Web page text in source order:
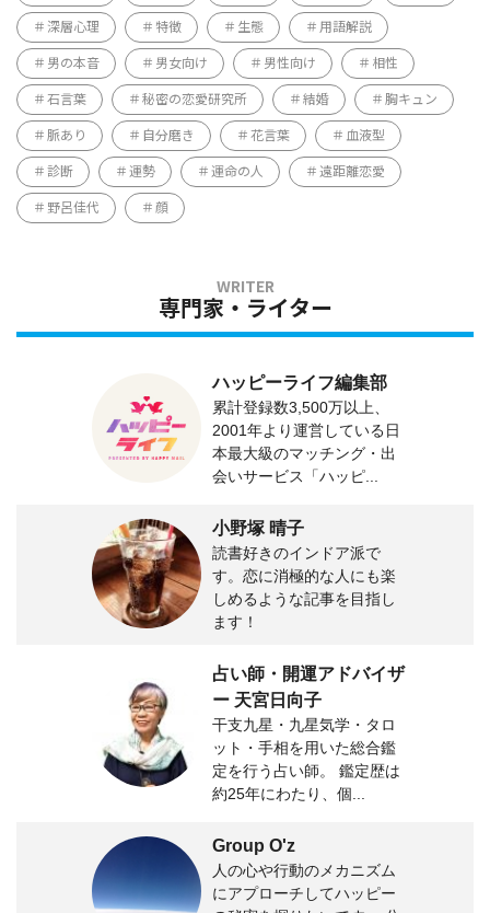
深層心理 特徴 生態 用語解説
男の本音 男女向け 男性向け 相性
石言葉 秘密の恋愛研究所 結婚 胸キュン
脈あり 自分磨き 花言葉 血液型
診断 運勢 運命の人 遠距離恋愛
野呂佳代 顔
専門家・ライター
ハッピーライフ編集部
累計登録数3,500万以上、
2001年より運営している日
本最大級のマッチング・出
会いサービス「ハッピ...
小野塚 晴子
読書好きのインドア派で
す。恋に消極的な人にも楽
しめるような記事を目指し
ます！
占い師・開運アドバイザ
ー 天宮日向子
干支九星・九星気学・タロ
ット・手相を用いた総合鑑
定を行う占い師。 鑑定歴は
約25年にわたり、個...
Group O'z
人の心や行動のメカニズム
にアプローチしてハッピー